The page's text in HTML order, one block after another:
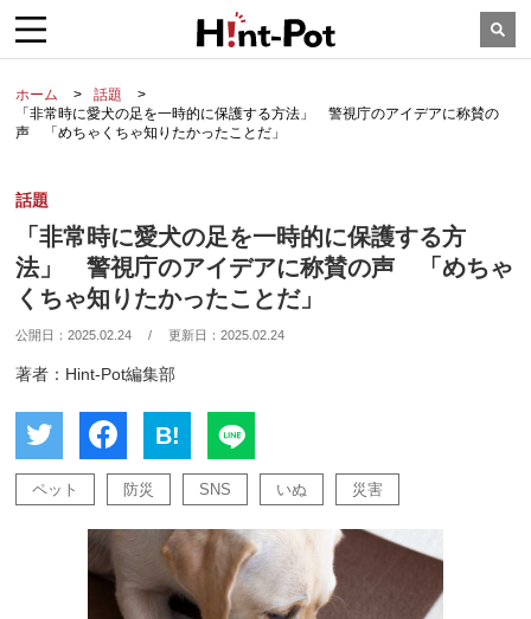
ホーム
話題
「非常時に愛犬の足を一時的に保護する方法」 警視庁のアイデアに称賛の
声 「めちゃくちゃ知りたかったことだ」
話題
「非常時に愛犬の足を一時的に保護する方
法」 警視庁のアイデアに称賛の声 「めちゃ
くちゃ知りたかったことだ」
公開日：2025.02.24 / 更新日：2025.02.24
著者：Hint-Pot編集部
B!
ペット 防災 SNS いぬ 災害